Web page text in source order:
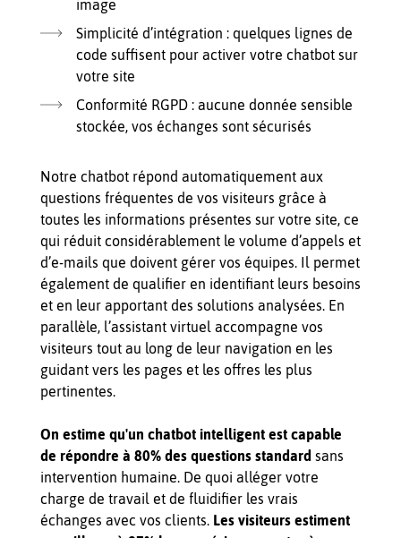
image
Simplicité d’intégration : quelques lignes de
code suffisent pour activer votre chatbot sur
votre site
Conformité RGPD : aucune donnée sensible
stockée, vos échanges sont sécurisés
Notre chatbot répond automatiquement aux
questions fréquentes de vos visiteurs grâce à
toutes les informations présentes sur votre site, ce
qui réduit considérablement le volume d’appels et
d’e-mails que doivent gérer vos équipes. Il permet
également de qualifier en identifiant leurs besoins
et en leur apportant des solutions analysées. En
parallèle, l’assistant virtuel accompagne vos
visiteurs tout au long de leur navigation en les
guidant vers les pages et les offres les plus
pertinentes.
On estime qu'un chatbot intelligent est capable
de répondre à 80% des questions standardsans
intervention humaine. De quoi alléger votre
charge de travail et de fluidifier les vrais
échanges avec vos clients. Les visiteurs estiment